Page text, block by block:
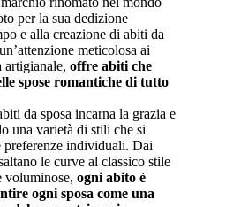
per la sua dedizione
e alla creazione di abiti da
meticolosa ai
artigianale, offre abiti che
spose romantiche di tutto
da sposa incarna la grazia e
una varietà di stili che si
preferenze individuali. Dai
le curve al classico stile
voluminose, ogni abito è
ogni sposa come una